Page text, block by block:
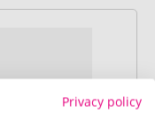
Privacy policy